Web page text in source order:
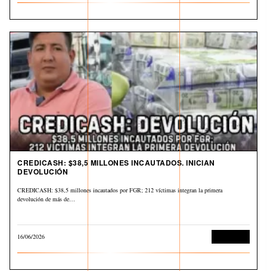
CREDICASH: $38,5 MILLONES INCAUTADOS. INICIAN
DEVOLUCIÓN
CREDICASH: $38,5 millones incautados por FGR; 212 víctimas integran la primera
devolución de más de…
16/06/2026